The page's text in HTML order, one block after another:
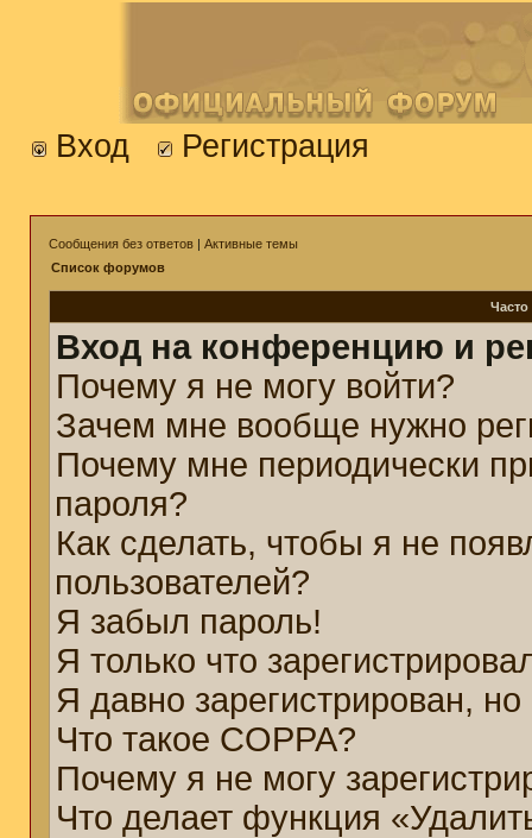
Вход Регистрация
Сообщения без ответов | Активные темы
Список форумов
Вход на конференцию и
Почему я не могу войти?
Зачем мне вообще нужно
Почему мне периодически
пароля?
Как сделать, чтобы я не
пользователей?
Я забыл пароль!
Я только что
Я давно зарегистрирован,
Что такое COPPA?
Почему я не могу
Что делает функция